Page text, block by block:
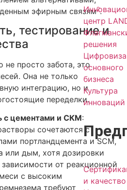
центр
решения
основного
бизнеса
Культура
инноваций
и качество
эфирным связям2.
тестирование и
просто забота, это
Она не только
интеграцию, но и
переделки.
с цементами и СКМ:
сочетаются с
портландцемента и SCM,
или дым, хотя дозировки
зависимости от реакционной
с высоким
требуют